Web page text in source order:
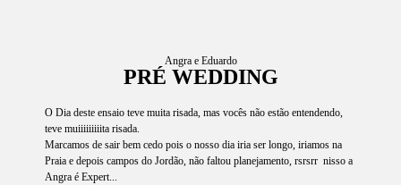
Angra e Eduardo
PRÉ WEDDING
O Dia deste ensaio teve muita risada, mas vocês não estão entendendo,
teve muiiiiiiiiita risada.
Marcamos de sair bem cedo pois o nosso dia iria ser longo, iriamos na
Praia e depois campos do Jordão, não faltou planejamento, rsrsrr nisso a
Angra é Expert...